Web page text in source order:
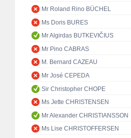
Mr Roland Rino BÜCHEL
Ms Doris BURES
Mr Algirdas BUTKEVIČIUS
Mr Pino CABRAS
M. Bernard CAZEAU
Mr José CEPEDA
Sir Christopher CHOPE
Ms Jette CHRISTENSEN
Mr Alexander CHRISTIANSSON
Ms Lise CHRISTOFFERSEN